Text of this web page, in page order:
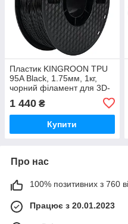
Пластик KINGROON TPU
95A Black, 1.75мм, 1кг,
чорний філамент для 3D-
1 440 ₴
Купити
Про нас
100% позитивних з 760
Працює з 20.01.2023